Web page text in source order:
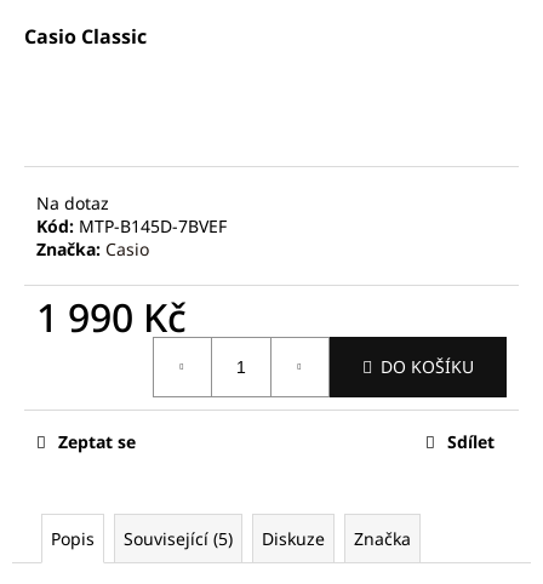
hvězdiček.
Casio Classic
Na dotaz
Kód: MTP-B145D-7BVEF
Značka: Casio
1 990 Kč
DO KOŠÍKU
Zeptat se Sdílet
Popis Související (5) Diskuze Značka
?
HLEDAT
u
u
e